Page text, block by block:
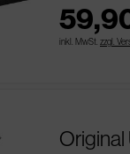
inkl. MwSt. zzgl.
Original